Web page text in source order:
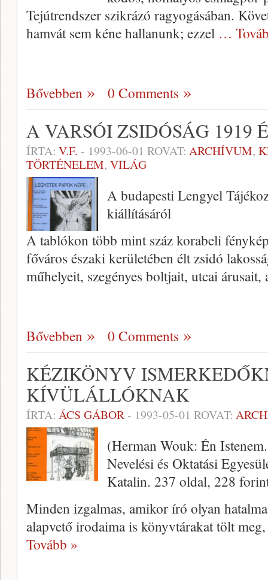
Tejútrendszer szikrázó ragyogásában.
hamvát sem kéne hallanunk; ezzel …
Bővebben 0 Comments
A VARSÓI ZSIDÓSÁG 1919
ÍRTA: V.F. - 1993-06-01 ROVAT: ARCHÍVUM,
TÖRTÉNELEM, VILÁG
A budapesti Lengyel
kiállításáról
A tablókon több mint száz korabeli
főváros északi kerületében élt zsidó
műhelyeit, szegényes boltjait, utcai
Bővebben 0 Comments
KÉZIKÖNYV
KÍVÜLÁLLÓKNAK
ÍRTA: ÁCS GÁBOR- 1993-05-01 ROVAT:
(Herman Wouk: Én
Nevelési és Oktatási
Katalin. 237 oldal, 228
Minden izgalmas, amikor író olyan
alapvető irodaima is könyvtárakat tölt
Tovább »